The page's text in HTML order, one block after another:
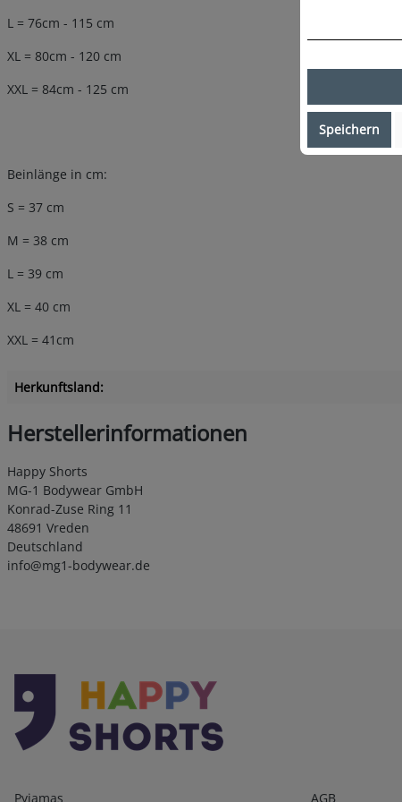
L = 76cm - 115 cm
XL = 80cm - 120 cm
XXL = 84cm - 125 cm
Beinlänge in cm:
S = 37 cm
M = 38 cm
L = 39 cm
XL = 40 cm
XXL = 41cm
Herkunftsland:
Herstellerinformationen
Happy Shorts
MG-1 Bodywear GmbH
Konrad-Zuse Ring 11
48691 Vreden
Deutschland
info@mg1-bodywear.de
Kategorien
Pyjamas Infos 1
AGB
Speichern